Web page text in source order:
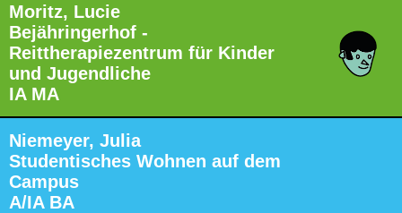
Moritz, Lucie
Bejähringerhof -
Reittherapiezentrum für Kinder
und Jugendliche
IA MA
Niemeyer, Julia
Studentisches Wohnen auf dem
Campus
A/IA BA